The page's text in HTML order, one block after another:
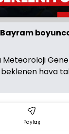
Meteoroloji
hava
Paylaş